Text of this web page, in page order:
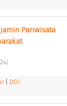
Pariwisata
DOI: